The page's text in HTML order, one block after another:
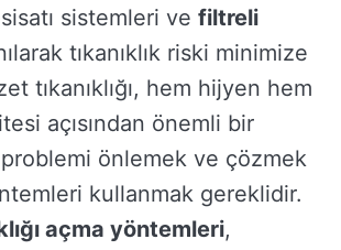
sistemleri ve filtreli
tıkanıklık riski minimize
tıkanıklığı, hem hijyen hem
açısından önemli bir
önlemek ve çözmek
kullanmak gereklidir.
açma yöntemleri,